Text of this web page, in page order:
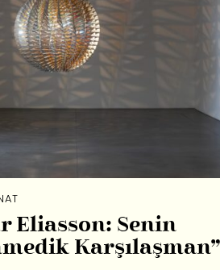
Eliasson: Senin
Karşılaşman”